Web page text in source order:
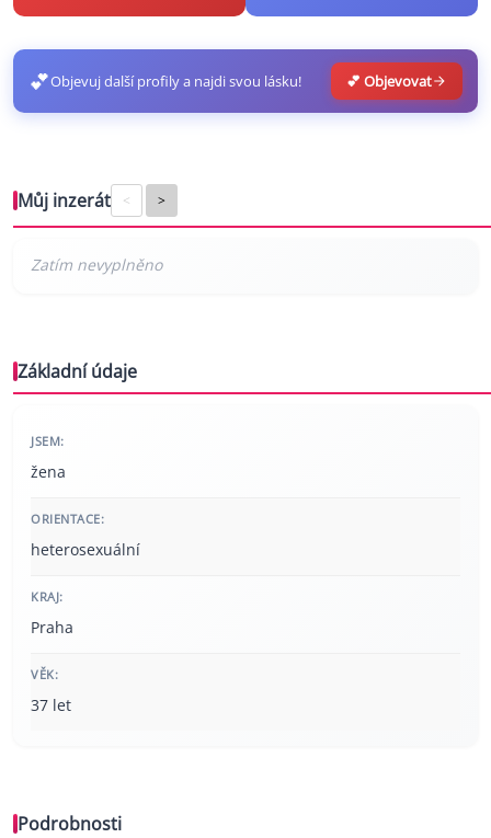
💕Objevuj další profily a najdi svou lásku! 💕 Objevovat
Můj inzerát < >
Základní údaje
JSEM:
žena
ORIENTACE:
heterosexuální
KRAJ:
Praha
VĚK:
37 let
Podrobnosti